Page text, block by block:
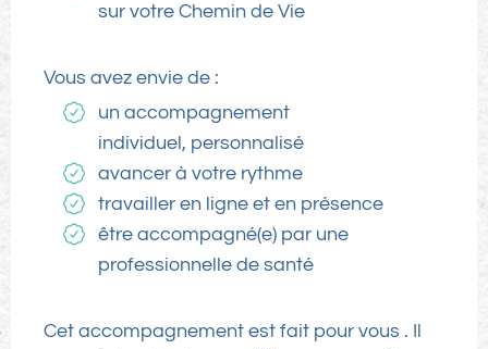
sur votre Chemin de Vie
Vous avez envie de :
un accompagnement
individuel, personnalisé
avancer à votre rythme
travailler en ligne et en présence
être accompagné(e) par une
professionnelle de santé
Cet accompagnement est fait pour vous . Il